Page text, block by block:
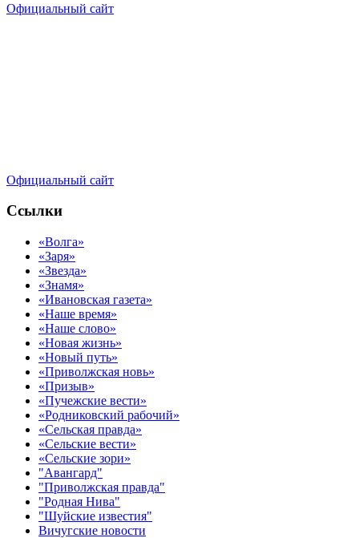
Официальный сайт
Официальный сайт
Ссылки
«Волга»
«Заря»
«Звезда»
«Знамя»
«Ивановская газета»
«Наше время»
«Наше слово»
«Новая жизнь»
«Новый путь»
«Приволжская новь»
«Призыв»
«Пучежские вести»
«Родниковский рабочий»
«Сельская правда»
«Сельские вести»
«Сельские зори»
"Авангард"
"Приволжская правда"
"Родная Нива"
"Шуйские известия"
Вичугские новости